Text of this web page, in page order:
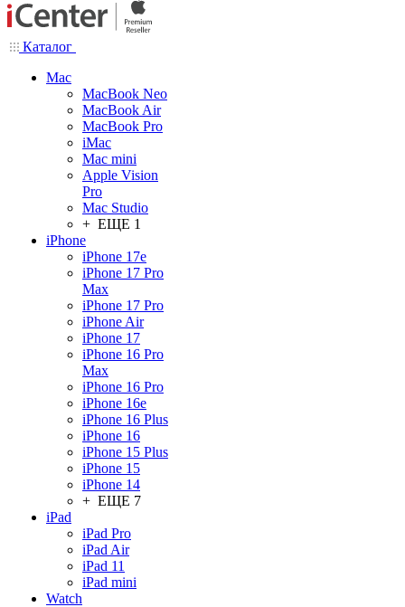
Каталог
Mac
MacBook Neo
MacBook Air
MacBook Pro
iMac
Mac mini
Apple Vision
Pro
Mac Studio
+ ЕЩЕ 1
iPhone
iPhone 17e
iPhone 17 Pro
Max
iPhone 17 Pro
iPhone Air
iPhone 17
iPhone 16 Pro
Max
iPhone 16 Pro
iPhone 16e
iPhone 16 Plus
iPhone 16
iPhone 15 Plus
iPhone 15
iPhone 14
+ ЕЩЕ 7
iPad
iPad Pro
iPad Air
iPad 11
iPad mini
Watch